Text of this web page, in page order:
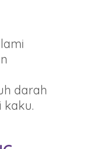
darah
kaku.